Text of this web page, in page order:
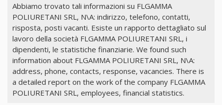
Abbiamo trovato tali informazioni su FLGAMMA
POLIURETANI SRL, N\A: indirizzo, telefono, contatti,
risposta, posti vacanti. Esiste un rapporto dettagliato sul
lavoro della società FLGAMMA POLIURETANI SRL, i
dipendenti, le statistiche finanziarie. We found such
information about FLGAMMA POLIURETANI SRL, N\A:
address, phone, contacts, response, vacancies. There is
a detailed report on the work of the company FLGAMMA
POLIURETANI SRL, employees, financial statistics.